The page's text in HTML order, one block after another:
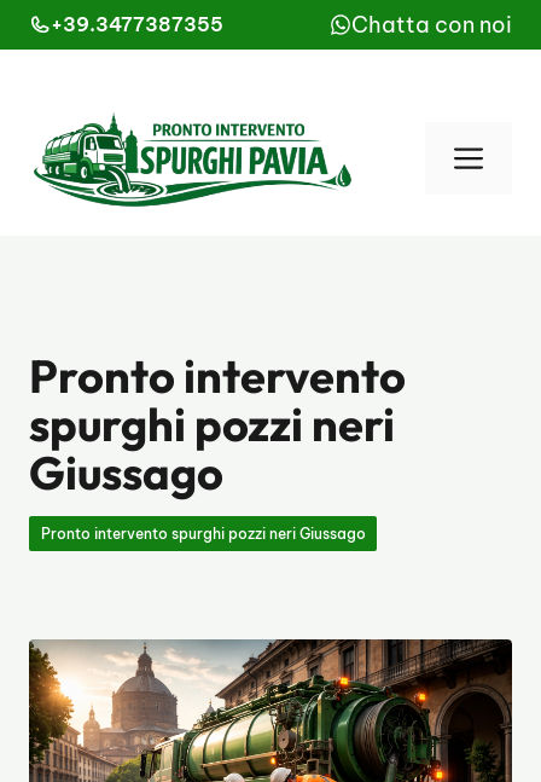
al
+39.3477387355 Chatta con noi
Pronto intervento
spurghi pozzi neri
Giussago
Pronto intervento spurghi pozzi neri Giussago